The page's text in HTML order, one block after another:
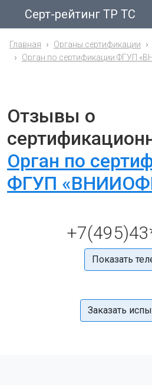
Серт-рейтинг ТР ТС
Главная Органы сертификации
Орган по сертификации ФГУП
Отзывы о
Орган по
ФГУП
Показать
Заказать